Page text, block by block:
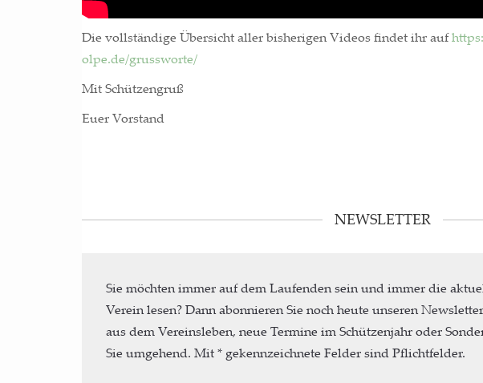
Die voll­stän­di­ge Über­sicht aller bis­he­ri­gen Vide­os fin­det ihr auf
olpe.de/grussworte/
Mit Schüt­zen­gruß
Euer Vor­stand
NEWSLETTER
Sie möchten immer auf dem Laufenden sein und immer die
Verein lesen? Dann abonnieren Sie noch heute unseren
aus dem Vereinsleben, neue Termine im Schützenjahr oder
Sie umgehend. Mit * gekennzeichnete Felder sind Pflichtfelder.